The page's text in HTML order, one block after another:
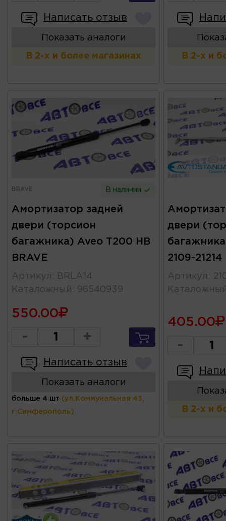
Написать отзыв
Показать аналоги
В 2-х и более магазинах В 2-х и
BRAVE В наличии
Амортизатор задней
двери (торсион
багажника) Aveo T200 HB
BRAVE
Артикул :
BRLA14
Каталожный : 96540939
550.00
- +
Написать отзыв
Показать аналоги
больше 4 шт (ул.Коммунальная 43,
г.Симферополь)
двери
2109-
Артикул :
405.00
-
В 2-х и